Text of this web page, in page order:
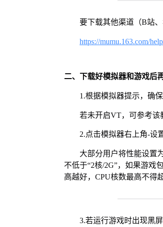
要下载其他渠道（B站
https://mumu.163.com/
二、下载好模拟器和游戏后
1.根据模拟器提示，确
若未开启VT，可参考该
2.点击模拟器右上角-设
大部分用户将性能设置
不低于“2核/2G”，如果游戏
高越好，CPU核数最高不得
3.若运行游戏时出现黑